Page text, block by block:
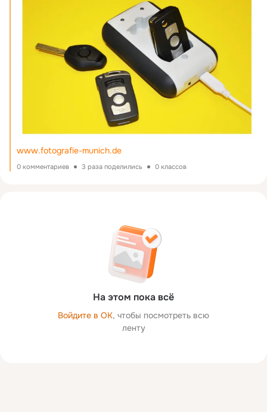
www.fotografie-munich.de
0 комментариев 3 раза поделились 0 классов
На этом пока всё
Войдите в ОК, чтобы посмотреть всю
ленту